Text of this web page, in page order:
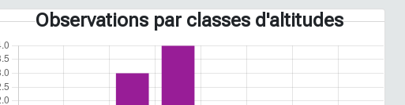
Observations par classes d'altitudes